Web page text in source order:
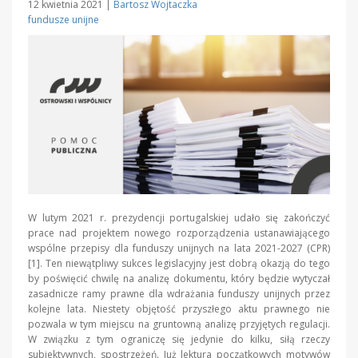
12 kwietnia 2021
Bartosz Wojtaczka
fundusze unijne
W lutym 2021 r. prezydencji portugalskiej udało się zakończyć
prace nad projektem nowego rozporządzenia ustanawiającego
wspólne przepisy dla funduszy unijnych na lata 2021-2027 (CPR)
[1]. Ten niewątpliwy sukces legislacyjny jest dobrą okazją do tego
by poświęcić chwilę na analizę dokumentu, który będzie wytyczał
zasadnicze ramy prawne dla wdrażania funduszy unijnych przez
kolejne lata. Niestety objętość przyszłego aktu prawnego nie
pozwala w tym miejscu na gruntowną analizę przyjętych regulacji.
W związku z tym ograniczę się jedynie do kilku, siłą rzeczy
subiektywnych, spostrzeżeń. Już lektura początkowych motywów